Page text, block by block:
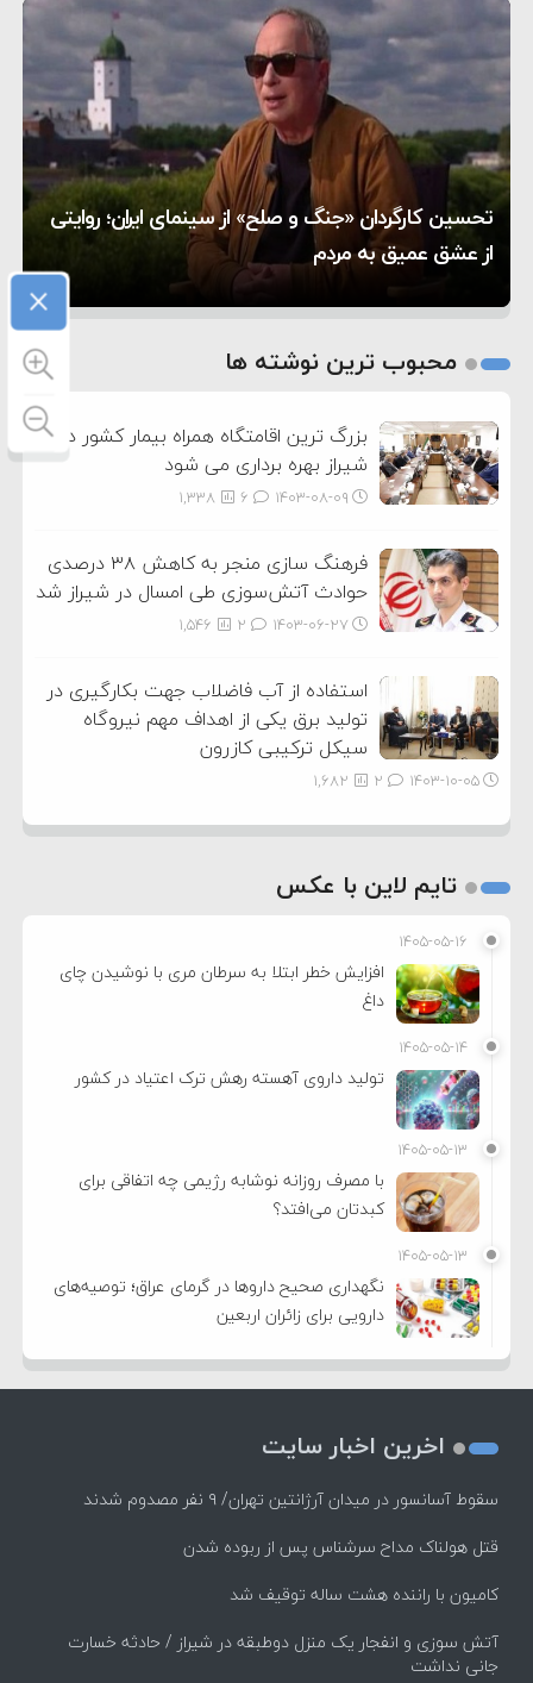
دیوانگی آمریکا داریم
ترامپ دستور حملات جدید علیه ایران را صادر کرد
۵:۴۵
سپاه: دو نفتکش متخلف مورد اصابت قرار گرفته و
متوقف شدند
۱۲:۵۹
ترامپ مدعی توافق تاریخی برای خلع سلاح کامل
حماس شد
۸:۵۷
اعتراض عراقچی به همتای بلغارستانی به دلیل کمک
به آمریکا در حملات به ایران
۱۶:۱۹
کشورهایی که به متجاوزان کمک می کنند پاسخ
سختی خواهند گرفت
۱۰:۱۵
سنتکام پایان تجاوز جدید به ایران را اعلام کرد
۶:۰۵
تحسین کارگردان «جنگ و صلح» از سینمای ایران؛ روایتی
از عشق عمیق به مردم
۵ شهر افسانه‌ای هخامنشی که هنوز هم زنده هستند
هر گریه‌ای نشانه گرسنگی نیست؛ چطور زبان نوزادمان را
بفهمیم؟
2
محبوب ترین نوشته ها
بزرگ ترین اقامتگاه همراه بیمار کشور در
شیراز بهره برداری می شود
۱۴۰۳-۰۸-۰۹ 1,338
فرهنگ سازی منجر به کاهش ۳۸ درصدی
حوادث آتش‌سوزی طی امسال در شیراز شد
۱۴۰۳-۰۶-۲۷ 1,546
استفاده از آب فاضلاب جهت بکارگیری در
تولید برق یکی از اهداف مهم نیروگاه
سیکل ترکیبی کازرون
۱۴۰۳-۱۰-۰۵ 1,682
تایم لاین با عکس
۱۴۰۵-۰۵-۱۶
افزایش خطر ابتلا به سرطان مری با نوشیدن چای
داغ
۱۴۰۵-۰۵-۱۴
تولید داروی آهسته رهش ترک اعتیاد در کشور
۱۴۰۵-۰۵-۱۳
با مصرف روزانه نوشابه رژیمی چه اتفاقی برای
کبدتان می‌افتد؟
۱۴۰۵-۰۵-۱۳
نگهداری صحیح داروها در گرمای عراق؛ توصیه‌های
دارویی برای زائران اربعین
×
اخرین اخبار سایت
سقوط آسانسور در میدان آرژانتین تهران/ ۹ نفر مصدوم شدند
قتل هولناک مداح سرشناس پس از ربوده شدن
کامیون با راننده هشت ساله توقیف شد
آتش سوزی و انفجار یک منزل دوطبقه در شیراز / حادثه خسارت
جانی نداشت